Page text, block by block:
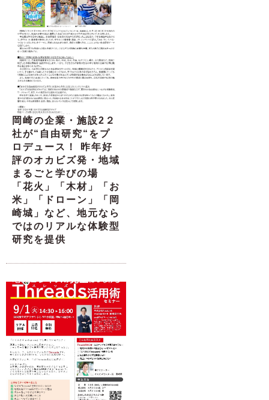
岡崎の企業・施設2２
社が“自由研究“をプ
ロデュース！ 昨年好
評のオカビズ発・地域
まるごと学びの場
「花火」「木材」「お
米」「ドローン」「岡
崎城」など、地元なら
ではのリアルな体験型
研究を提供